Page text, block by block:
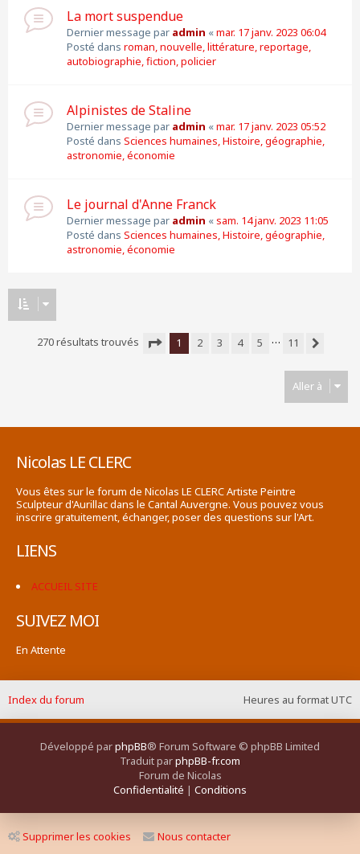
La mort suspendue
Dernier message par admin «mar. 17 janv. 2023 06:04
Posté dans roman, nouvelle, littérature, reportage,
autobiographie, fiction, policier
Alpinistes de Staline
Dernier message par admin «mar. 17 janv. 2023 05:52
Posté dans Sciences humaines, Histoire, géographie,
astronomie, économie
Le journal d'Anne Franck
Dernier message par admin «sam. 14 janv. 2023 11:05
Posté dans Sciences humaines, Histoire, géographie,
astronomie, économie
270 résultats trouvés
1 2 3 4 5 …
11
Aller à
Nicolas LE CLERC
Vous êtes sur le forum de Nicolas LE CLERC Artiste Peintre
Sculpteur d'Aurillac dans le Cantal Auvergne. Vous pouvez vous
inscrire gratuitement, échanger, poser des questions sur l'Art.
LIENS
ACCUEIL SITE
SUIVEZ MOI
En Attente
Heures au formatUTC
Index du forum
Développé parphpBB® Forum Software © phpBB Limited
Traduit parphpBB-fr.com
Forum de Nicolas
Confidentialité | Conditions
Supprimer les cookies Nous contacter